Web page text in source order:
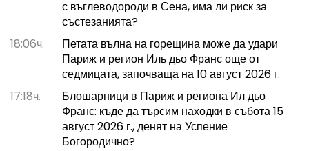
с въглеводороди в Сена, има ли риск за
състезанията?
18:06ч.
Петата вълна на горещина може да удари
Париж и регион Иль дьо Франс още от
седмицата, започваща на 10 август 2026 г.
17:18ч.
Блошарници в Париж и региона Ил дьо
Франс: къде да търсим находки в събота 15
август 2026 г., денят на Успение
Богородично?